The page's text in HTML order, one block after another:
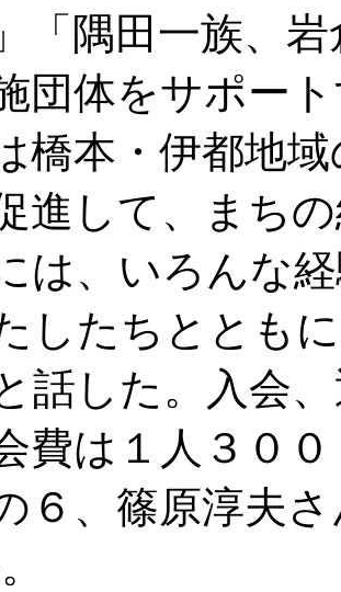
「隅田一族、
団体をサポー
橋本・伊都地
進して、まち
は、いろんな
したちととも
話した。入会
費は１人３０
６、篠原淳夫